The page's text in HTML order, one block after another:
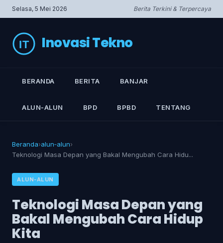
Selasa, 5 Mei 2026 Berita Terkini & Terpercaya
Inovasi Tekno
BERANDA BERITA BANJAR
ALUN‑ALUN BPD BPBD TENTANG
Beranda›alun‑alun›
Teknologi Masa Depan yang Bakal Mengubah Cara Hidu...
ALUN‑ALUN
Teknologi Masa Depan yang
Bakal Mengubah Cara Hidup
Kita